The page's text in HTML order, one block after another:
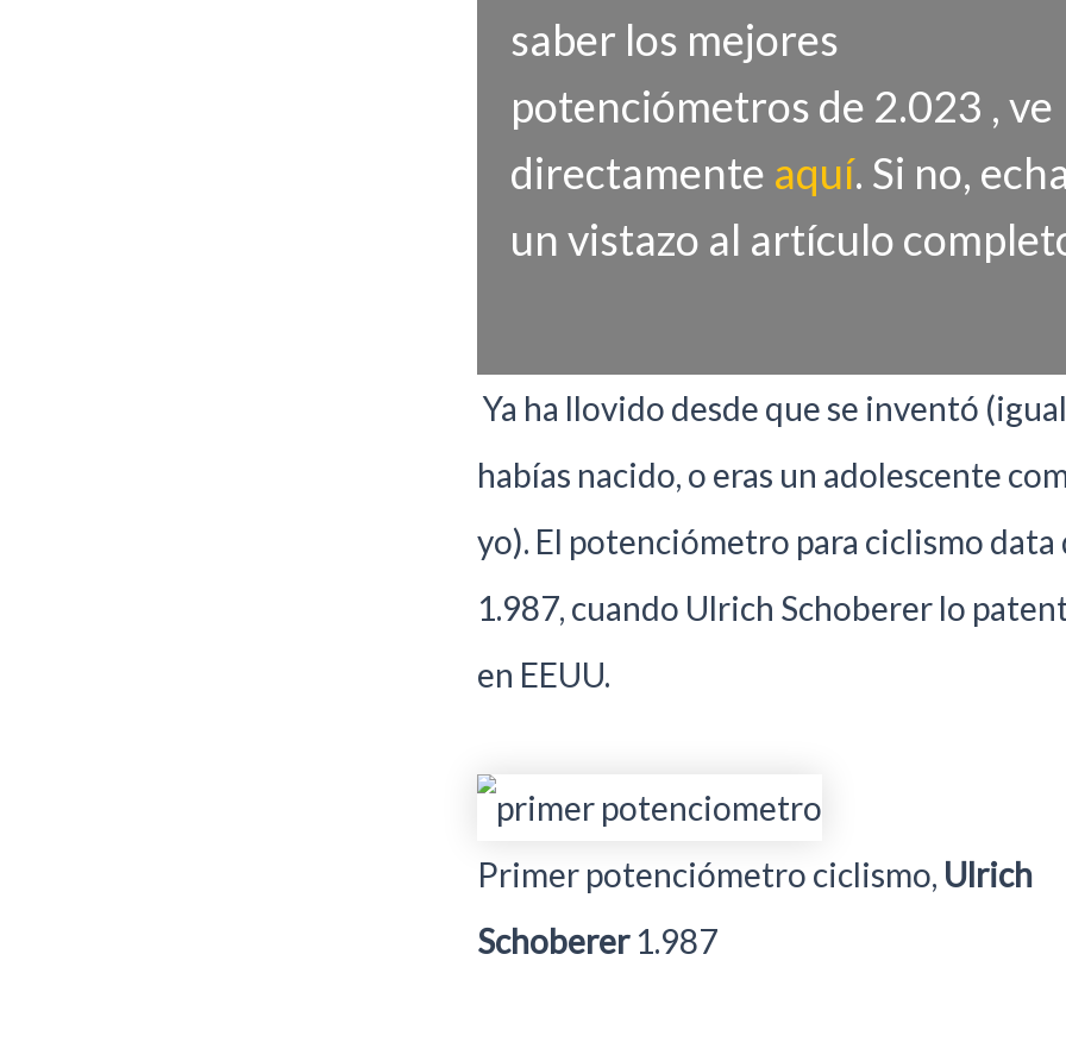
saber los mejores
potenciómetros de 2.023 , ve
directamente aquí. Si no,
un vistazo al artículo
Ya ha llovido desde que se inventó
habías nacido, o eras un adolescente
yo). El potenciómetro para ciclismo data
1.987, cuando Ulrich Schoberer lo
en EEUU.
Primer potenciómetro ciclismo, Ulrich
Schoberer1.987